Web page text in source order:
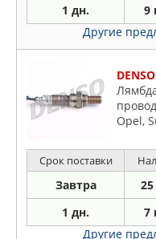
1 дн. 9
Другие
Opel,
Срок поставки
Завтра
1 дн. 7
Другие